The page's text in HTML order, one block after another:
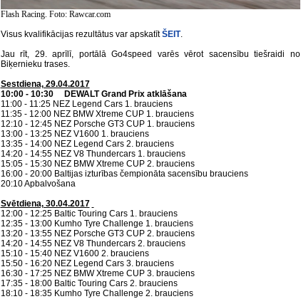
Flash Racing. Foto: Rawcar.com
Visus kvalifikācijas rezultātus var apskatītŠEIT.
Jau rīt, 29. aprīlī, portālā Go4speed varēs vērot sacensību tiešraidi no
Biķernieku trases.
Sestdiena, 29.04.2017
10:00 - 10:30
DEWALT Grand Prix atklāšana
11:00 - 11:25 NEZ Legend Cars 1. brauciens
11:35 - 12:00 NEZ BMW Xtreme CUP 1. brauciens
12:10 - 12:45 NEZ Porsche GT3 CUP 1. brauciens
13:00 - 13:25 NEZ V1600 1. brauciens
13:35 - 14:00 NEZ Legend Cars 2. brauciens
14:20 - 14:55 NEZ V8 Thundercars 1. brauciens
15:05 - 15:30 NEZ BMW Xtreme CUP 2. brauciens
16:00 - 20:00 Baltijas izturības čempionāta sacensību brauciens
20:10 Apbalvošana
Svētdiena, 30.04.2017
12:00 - 12:25 Baltic Touring Cars 1. brauciens
12:35 - 13:00 Kumho Tyre Challenge 1. brauciens
13:20 - 13:55 NEZ Porsche GT3 CUP 2. brauciens
14:20 - 14:55 NEZ V8 Thundercars 2. brauciens
15:10 - 15:40 NEZ V1600 2. brauciens
15:50 - 16:20 NEZ Legend Cars 3. brauciens
16:30 - 17:25 NEZ BMW Xtreme CUP 3. brauciens
17:35 - 18:00 Baltic Touring Cars 2. brauciens
18:10 - 18:35 Kumho Tyre Challenge 2. brauciens